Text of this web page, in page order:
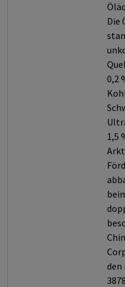
Die
0,2
1,5
den